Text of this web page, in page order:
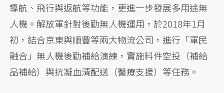
導航、飛行與返航等功能，更進一步發展多用途無
人機。解放軍針對後勤無人機運用，於2018年1月
初，結合京東與順豐等兩大物流公司，進行「軍民
融合」無人機後勤補給演練，實施料件空投（補給
品補給）與抗凝血清配送（醫療支援）等任務。